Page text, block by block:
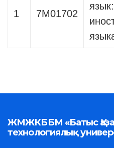
1 7М01702
ЖМЖКББМ «Батыс
технологиялық